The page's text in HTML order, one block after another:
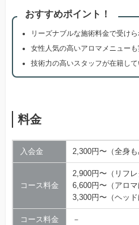
おすすめポイント！
リーズナブルな施術料金で受けら
女性人気の高いアロマメニュー
技術力の高いスタッフが在籍して
料金
入会金 2,300円〜（全身も
コース料金
2,900円〜（リフレ
6,600円〜（アロマ
3,300円〜（ヘッド
コース料金 －